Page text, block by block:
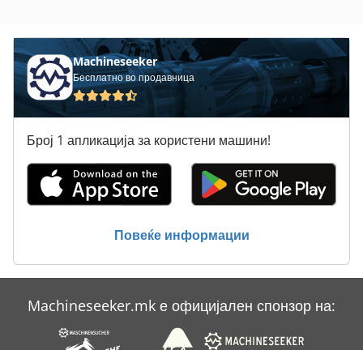
Вентил Дн 50
Вклучување Господар Профит 2
Лим-Свиткување Машини
Силосен Контејнер Со Вентил Ca 2 5 Cbm
Статистика На Ent
Machineseeker
Бесплатно во продавница
Број 1 апликација за користени машини!
Повеќе информации
Machineseeker.mk е официјален спонзор на: